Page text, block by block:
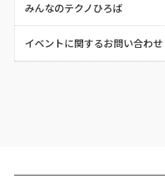
みんなのテクノひろば
イベントに関するお問い合わせ